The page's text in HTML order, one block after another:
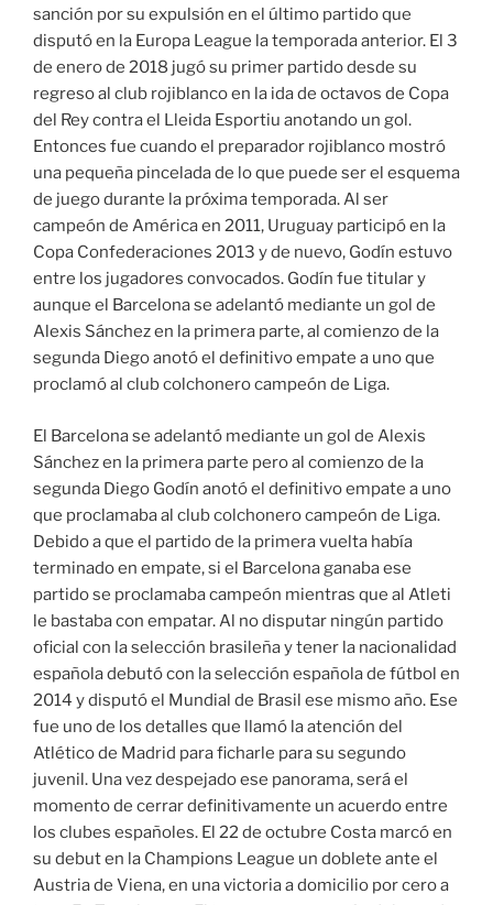
sanción por su expulsión en el último partido que
disputó en la Europa League la temporada anterior. El 3
de enero de 2018 jugó su primer partido desde su
regreso al club rojiblanco en la ida de octavos de Copa
del Rey contra el Lleida Esportiu anotando un gol.
Entonces fue cuando el preparador rojiblanco mostró
una pequeña pincelada de lo que puede ser el esquema
de juego durante la próxima temporada. Al ser
campeón de América en 2011, Uruguay participó en la
Copa Confederaciones 2013 y de nuevo, Godín estuvo
entre los jugadores convocados. Godín fue titular y
aunque el Barcelona se adelantó mediante un gol de
Alexis Sánchez en la primera parte, al comienzo de la
segunda Diego anotó el definitivo empate a uno que
proclamó al club colchonero campeón de Liga.
El Barcelona se adelantó mediante un gol de Alexis
Sánchez en la primera parte pero al comienzo de la
segunda Diego Godín anotó el definitivo empate a uno
que proclamaba al club colchonero campeón de Liga.
Debido a que el partido de la primera vuelta había
terminado en empate, si el Barcelona ganaba ese
partido se proclamaba campeón mientras que al Atleti
le bastaba con empatar. Al no disputar ningún partido
oficial con la selección brasileña y tener la nacionalidad
española debutó con la selección española de fútbol en
2014 y disputó el Mundial de Brasil ese mismo año. Ese
fue uno de los detalles que llamó la atención del
Atlético de Madrid para ficharle para su segundo
juvenil. Una vez despejado ese panorama, será el
momento de cerrar definitivamente un acuerdo entre
los clubes españoles. El 22 de octubre Costa marcó en
su debut en la Champions League un doblete ante el
Austria de Viena, en una victoria a domicilio por cero a